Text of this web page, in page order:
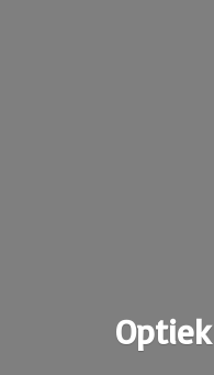
Optiek